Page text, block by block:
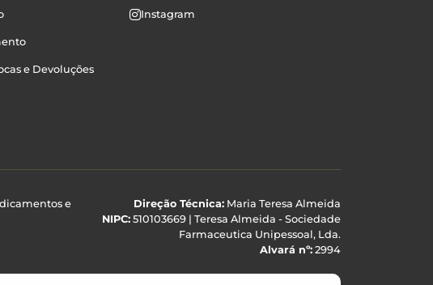
e Devoluções
Instagram
e
Direção Técnica: Maria Teresa Almeida
NIPC: 510103669 | Teresa Almeida - Sociedade
Farmaceutica Unipessoal, Lda.
Alvará nº: 2994